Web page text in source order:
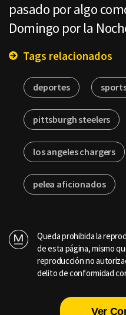
pasado por algo
Domingo por la
Tags relacionados
deportes
pittsburgh steelers
los angeles chargers
pelea aficionados
Queda prohibida la
de esta página, mismo
reproducción no
delito de conformidad
Ver